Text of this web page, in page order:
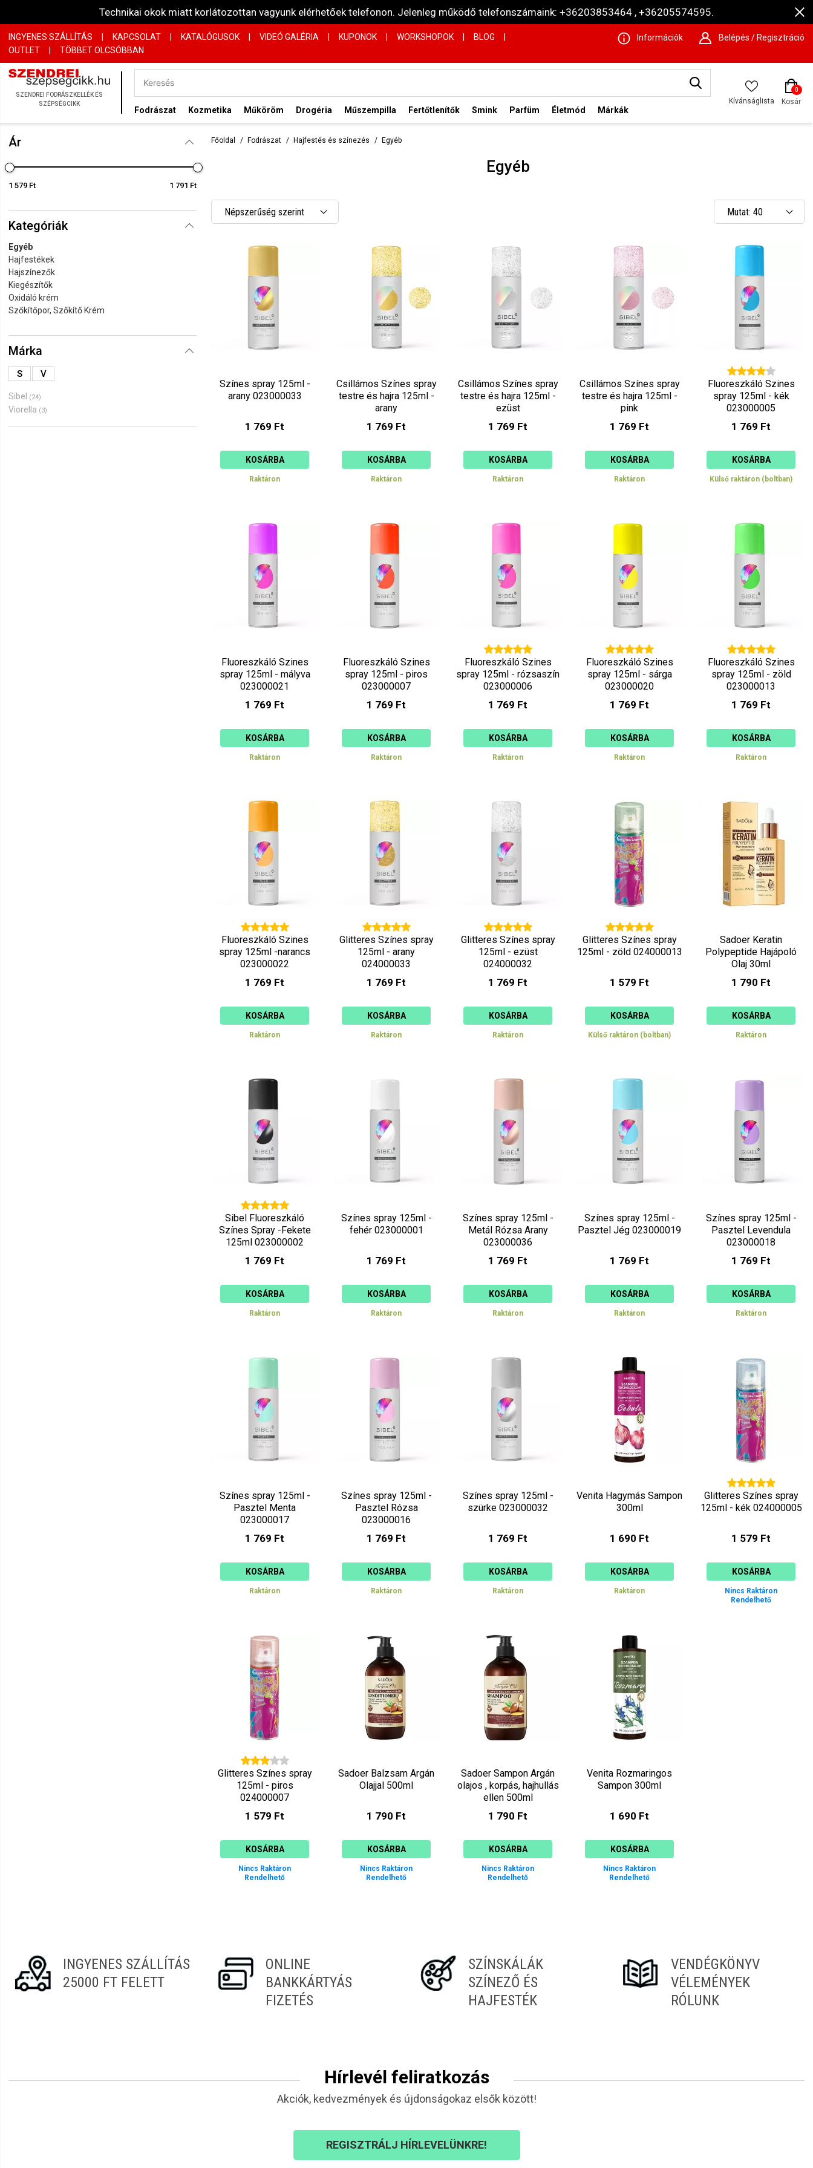
Technikai okok miatt korlátozottan vagyunk elérhetőek telefonon. Jelenleg működő telefonszámaink: +36203853464 , +36205574595.
INGYENES SZÁLLÍTÁS KAPCSOLAT KATALÓGUSOK VIDEÓ GALÉRIA KUPONOK WORKSHOPOK BLOG
OUTLET
| TÖBBET OLCSÓBBAN
Információk Belépés / Regisztráció
SZENDREI FODRÁSZKELLÉK ÉS
SZÉPSÉGCIKK
Fodrászat Kozmetika Műköröm Drogéria Műszempilla Fertőtlenítők Smink Parfüm Életmód Márkák
Kívánságlista
0
Kosár
Ár
1 579 Ft 1 791 Ft
Kategóriák
Egyéb
Hajfestékek
Hajszínezők
Kiegészítők
Oxidáló krém
Szőkítőpor, Szőkítő Krém
Márka
S V
Sibel (24)
Viorella (3)
Főoldal Fodrászat Hajfestés és színezés Egyéb
Egyéb
Népszerűség szerint
Ár szerint csökkenő
Ár szerint növekvő
Mutat: 40
Színes spray 125ml -
arany 023000033
1 769 Ft
KOSÁRBA
Raktáron
Csillámos Színes spray
testre és hajra 125ml -
arany
1 769 Ft
KOSÁRBA
Raktáron
Csillámos Színes spray
testre és hajra 125ml -
ezüst
1 769 Ft
KOSÁRBA
Raktáron
Csillámos Színes spray
testre és hajra 125ml -
pink
1 769 Ft
KOSÁRBA
Raktáron
Fluoreszkáló Szines
spray 125ml - kék
023000005
1 769 Ft
KOSÁRBA
Külső raktáron (boltban)
Fluoreszkáló Szines
spray 125ml - mályva
023000021
1 769 Ft
KOSÁRBA
Raktáron
Fluoreszkáló Szines
spray 125ml - piros
023000007
1 769 Ft
KOSÁRBA
Raktáron
Fluoreszkáló Szines
spray 125ml - rózsaszín
023000006
1 769 Ft
KOSÁRBA
Raktáron
Fluoreszkáló Szines
spray 125ml - sárga
023000020
1 769 Ft
KOSÁRBA
Raktáron
Fluoreszkáló Szines
spray 125ml - zöld
023000013
1 769 Ft
KOSÁRBA
Raktáron
Fluoreszkáló Szines
spray 125ml -narancs
023000022
1 769 Ft
KOSÁRBA
Raktáron
Glitteres Színes spray
125ml - arany
024000033
1 769 Ft
KOSÁRBA
Raktáron
Glitteres Színes spray
125ml - ezüst
024000032
1 769 Ft
KOSÁRBA
Raktáron
Glitteres Színes spray
125ml - zöld 024000013
1 579 Ft
KOSÁRBA
Külső raktáron (boltban)
Sadoer Keratin
Polypeptide Hajápoló
Olaj 30ml
1 790 Ft
KOSÁRBA
Raktáron
Sibel Fluoreszkáló
Színes Spray -Fekete
125ml 023000002
1 769 Ft
KOSÁRBA
Raktáron
Színes spray 125ml -
fehér 023000001
1 769 Ft
KOSÁRBA
Raktáron
Színes spray 125ml -
Metál Rózsa Arany
023000036
1 769 Ft
KOSÁRBA
Raktáron
Színes spray 125ml -
Pasztel Jég 023000019
1 769 Ft
KOSÁRBA
Raktáron
Színes spray 125ml -
Pasztel Levendula
023000018
1 769 Ft
KOSÁRBA
Raktáron
Színes spray 125ml -
Pasztel Menta
023000017
1 769 Ft
KOSÁRBA
Raktáron
Színes spray 125ml -
Pasztel Rózsa
023000016
1 769 Ft
KOSÁRBA
Raktáron
Színes spray 125ml -
szürke 023000032
1 769 Ft
KOSÁRBA
Raktáron
Venita Hagymás Sampon
300ml
1 690 Ft
KOSÁRBA
Raktáron
Glitteres Színes spray
125ml - kék 024000005
1 579 Ft
KOSÁRBA
Nincs Raktáron
Rendelhető
Glitteres Színes spray
125ml - piros
024000007
1 579 Ft
KOSÁRBA
Nincs Raktáron
Rendelhető
Sadoer Balzsam Argán
Olajjal 500ml
1 790 Ft
KOSÁRBA
Nincs Raktáron
Rendelhető
Sadoer Sampon Argán
olajos , korpás, hajhullás
ellen 500ml
1 790 Ft
KOSÁRBA
Nincs Raktáron
Rendelhető
Venita Rozmaringos
Sampon 300ml
1 690 Ft
KOSÁRBA
Nincs Raktáron
Rendelhető
INGYENES SZÁLLÍTÁS
25000 FT FELETT
ONLINE
BANKKÁRTYÁS
FIZETÉS
SZÍNSKÁLÁK
SZÍNEZŐ ÉS
HAJFESTÉK
VENDÉGKÖNYV
VÉLEMÉNYEK
RÓLUNK
Hírlevél feliratkozás
Akciók, kedvezmények és újdonságokaz elsők között!
REGISZTRÁLJ HÍRLEVELÜNKRE!